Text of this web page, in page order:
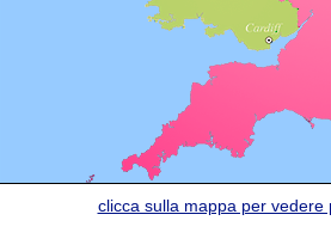
clicca sulla mappa per vedere